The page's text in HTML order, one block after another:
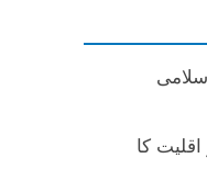
کا